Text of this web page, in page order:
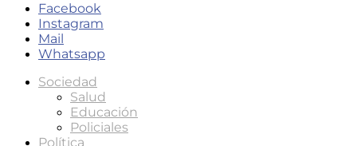
Facebook
Instagram
Mail
Whatsapp
Sociedad
Salud
Educación
Policiales
Política